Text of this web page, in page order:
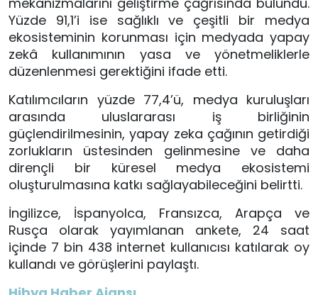
Yüzde 91,1’i ise sağlıklı ve çeşitli bir medya
ekosisteminin korunması için medyada yapay
zekâ kullanımının yasa ve yönetmeliklerle
düzenlenmesi gerektiğini ifade etti.
Katılımcıların yüzde 77,4’ü, medya kuruluşları
arasında uluslararası iş birliğinin
güçlendirilmesinin, yapay zeka çağının getirdiği
zorlukların üstesinden gelinmesine ve daha
dirençli bir küresel medya ekosistemi
oluşturulmasına katkı sağlayabileceğini belirtti.
İngilizce, İspanyolca, Fransızca, Arapça ve
Rusça olarak yayımlanan ankete, 24 saat
içinde 7 bin 438 internet kullanıcısı katılarak oy
kullandı ve görüşlerini paylaştı.